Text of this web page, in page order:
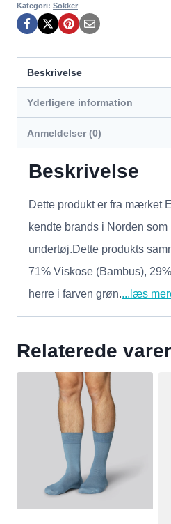
Kategori: Sokker
Beskrivelse
Yderligere information
Anmeldelser (0)
Beskrivelse
Dette produkt er fra mærket
kendte brands i Norden som
undertøj.Dette produkts
71% Viskose (Bambus),
herre i farven grøn....læs
Relaterede varer